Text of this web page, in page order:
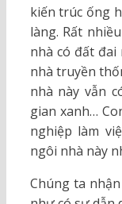
kiến trúc ống
làng. Rất
nhà có đất
nhà truyền
nhà này vẫn
gian xanh…
nghiệp làm
ngôi nhà này
Chúng ta